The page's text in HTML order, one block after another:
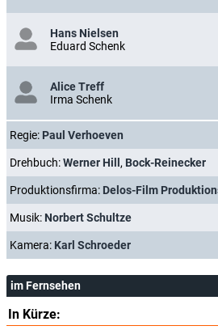
Hans Nielsen
Eduard Schenk
Alice Treff
Irma Schenk
Regie: Paul Verhoeven
Drehbuch:Werner Hill , Bock-Reinecker
Produktionsfirma: Delos-Film
Musik: Norbert Schultze
Kamera: Karl Schroeder
im Fernsehen
In Kürze: